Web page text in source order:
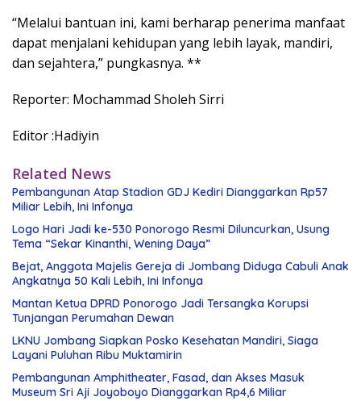
“Melalui bantuan ini, kami berharap penerima manfaat
dapat menjalani kehidupan yang lebih layak, mandiri,
dan sejahtera,” pungkasnya. **
Reporter: Mochammad Sholeh Sirri
Editor :Hadiyin
Related News
Pembangunan Atap Stadion GDJ Kediri Dianggarkan Rp57
Miliar Lebih, Ini Infonya
Logo Hari Jadi ke-530 Ponorogo Resmi Diluncurkan, Usung
Tema “Sekar Kinanthi, Wening Daya”
Bejat, Anggota Majelis Gereja di Jombang Diduga Cabuli Anak
Angkatnya 50 Kali Lebih, Ini Infonya
Mantan Ketua DPRD Ponorogo Jadi Tersangka Korupsi
Tunjangan Perumahan Dewan
LKNU Jombang Siapkan Posko Kesehatan Mandiri, Siaga
Layani Puluhan Ribu Muktamirin
Pembangunan Amphitheater, Fasad, dan Akses Masuk
Museum Sri Aji Joyoboyo Dianggarkan Rp4,6 Miliar